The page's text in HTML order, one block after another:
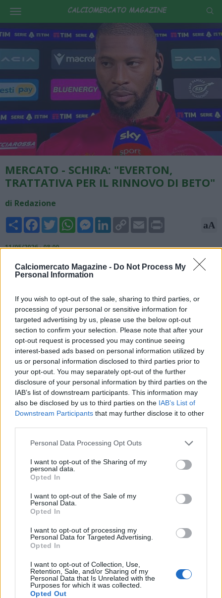
Calciomercato Magazine - Do Not Process My
Personal Information
If you wish to opt-out of the sale, sharing to third parties, or
processing of your personal or sensitive information for
targeted advertising by us, please use the below opt-out
section to confirm your selection. Please note that after your
opt-out request is processed you may continue seeing
interest-based ads based on personal information utilized by
us or personal information disclosed to third parties prior to
your opt-out. You may separately opt-out of the further
disclosure of your personal information by third parties on the
IAB’s list of downstream participants. This information may
also be disclosed by us to third parties on the IAB’s List of
Downstream Participants that may further disclose it to other
Personal Data Processing Opt Outs
I want to opt-out of the Sharing of my
personal data.
Opted In
I want to opt-out of the Sale of my
Personal Data.
Opted In
I want to opt-out of processing my
Personal Data for Targeted Advertising.
Opted In
I want to opt-out of Collection, Use,
Retention, Sale, and/or Sharing of my
Personal Data that Is Unrelated with the
Purposes for which it was collected.
Opted Out
MERCATO - SCHIRA: "EVERTON,
TRATTATIVA PER IL RINNOVO DI BETO"
di Redazione
Share FacebookTwitterWhatsAppMessengerLinkedInCopy
Link
Email aA
11/05/2026 - 08:00
Nicolò Schira, esperto di mercato, rivela su X: "L'Everton è in
trattative per cercare di prolungare il contratto di Norberto
accordo sulla durata del contratto (2029 o 2030)".
VAI ALLA VERSIONE CLASSICA
Alcune foto (screenshot) ed articoli presenti su "Calciomercato Magazine" sono in parte
giunti da internet, in quanto arrivati alla nostra attenzione attraverso regolari
comunicati stampa con immagini e testi allegati ed autorizzati alla pubblicazione, e
quindi valutati di pubblico dominio. Se i soggetti o gli autori avessero qualcosa in
redazione@napolimagazine.com), che provvederà prontamente alla rimozione.
"Calciomercato Magazine" non è una testata giornalistica, ma un sito di informazione di
proprietà di Napoli Magazine.